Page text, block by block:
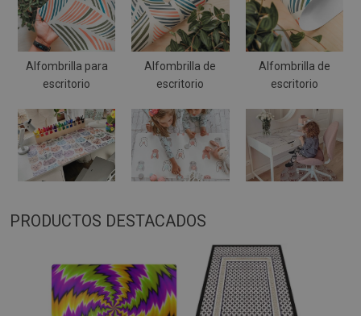
Alfombrilla para
escritorio
Alfombrilla de
escritorio
Alfombrilla de
escritorio
PRODUCTOS DESTACADOS